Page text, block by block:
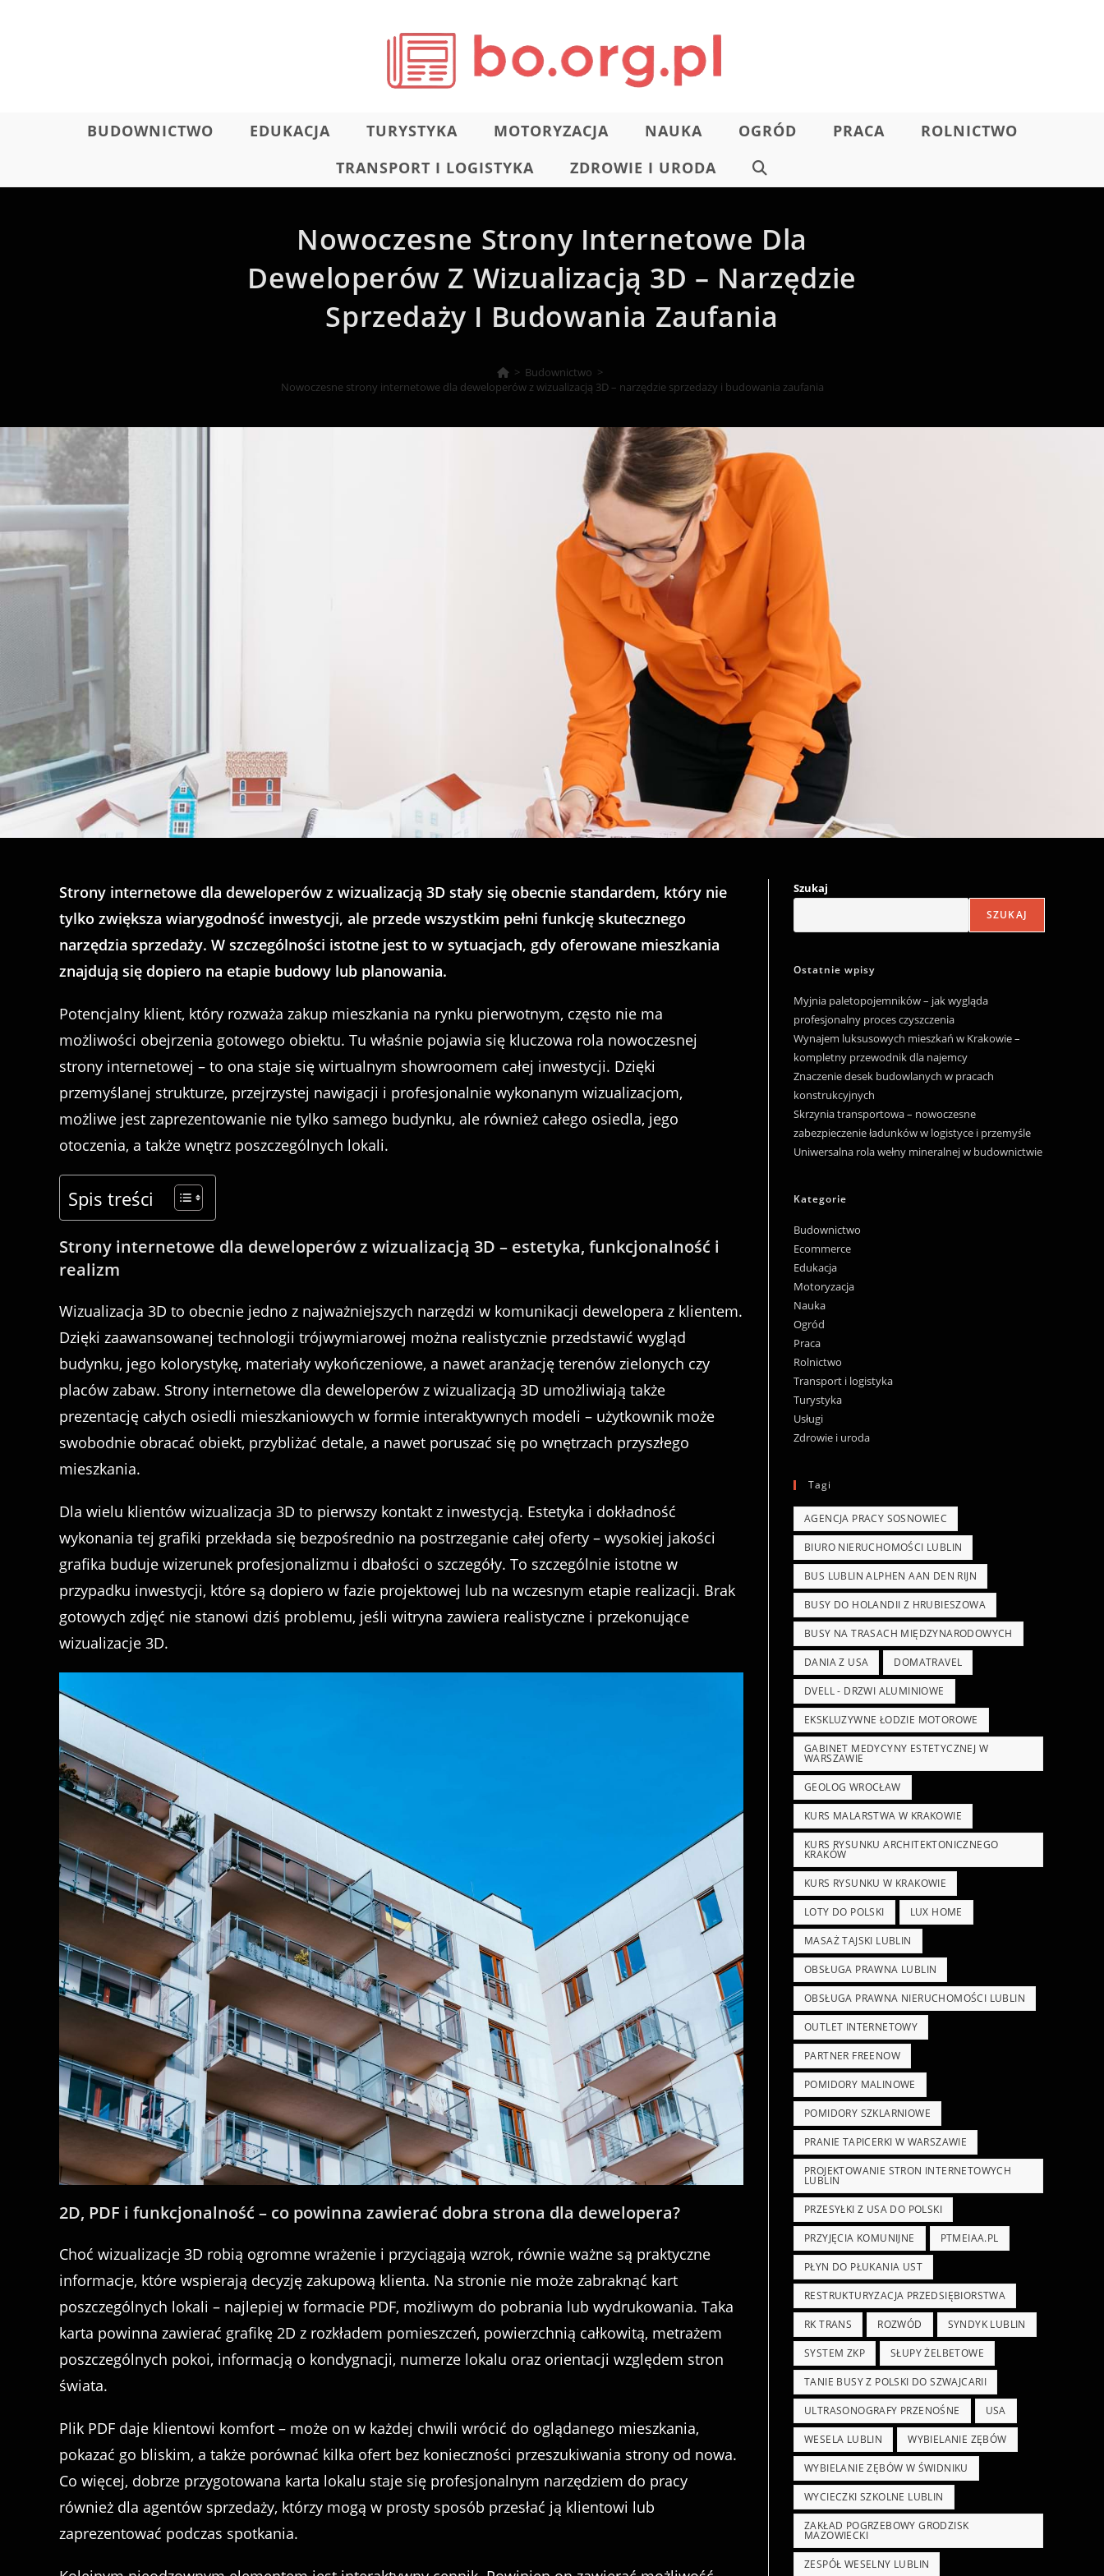
BUDOWNICTWO EDUKACJA TURYSTYKA MOTORYZACJA NAUKA OGRÓD PRACA
ROLNICTWO
TRANSPORT I LOGISTYKA
ZDROWIE I URODA TOGGLE
SEARCH
Nowoczesne Strony Internetowe Dla
Deweloperów Z Wizualizacją 3D – Narzędzie
Sprzedaży I Budowania Zaufania
> Budownictwo >
Nowoczesne strony internetowe dla deweloperów z wizualizacją 3D – narzędzie sprzedaży i budowania zaufania
Strony internetowe dla deweloperów z wizualizacją 3D stały się obecnie standardem, który nie
tylko zwiększa wiarygodność inwestycji, ale przede wszystkim pełni funkcję skutecznego
narzędzia sprzedaży. W szczególności istotne jest to w sytuacjach, gdy oferowane mieszkania
znajdują się dopiero na etapie budowy lub planowania.
Potencjalny klient, który rozważa zakup mieszkania na rynku pierwotnym, często nie ma
możliwości obejrzenia gotowego obiektu. Tu właśnie pojawia się kluczowa rola nowoczesnej
strony internetowej – to ona staje się wirtualnym showroomem całej inwestycji. Dzięki
przemyślanej strukturze, przejrzystej nawigacji i profesjonalnie wykonanym wizualizacjom,
możliwe jest zaprezentowanie nie tylko samego budynku, ale również całego osiedla, jego
otoczenia, a także wnętrz poszczególnych lokali.
Spis treści
Strony internetowe dla deweloperów z wizualizacją 3D – estetyka, funkcjonalność i
realizm
Wizualizacja 3D to obecnie jedno z najważniejszych narzędzi w komunikacji dewelopera z klientem.
Dzięki zaawansowanej technologii trójwymiarowej można realistycznie przedstawić wygląd
budynku, jego kolorystykę, materiały wykończeniowe, a nawet aranżację terenów zielonych czy
placów zabaw. Strony internetowe dla deweloperów z wizualizacją 3D umożliwiają także
prezentację całych osiedli mieszkaniowych w formie interaktywnych modeli – użytkownik może
swobodnie obracać obiekt, przybliżać detale, a nawet poruszać się po wnętrzach przyszłego
mieszkania.
Dla wielu klientów wizualizacja 3D to pierwszy kontakt z inwestycją. Estetyka i dokładność
wykonania tej grafiki przekłada się bezpośrednio na postrzeganie całej oferty – wysokiej jakości
grafika buduje wizerunek profesjonalizmu i dbałości o szczegóły. To szczególnie istotne w
przypadku inwestycji, które są dopiero w fazie projektowej lub na wczesnym etapie realizacji. Brak
gotowych zdjęć nie stanowi dziś problemu, jeśli witryna zawiera realistyczne i przekonujące
wizualizacje 3D.
2D, PDF i funkcjonalność – co powinna zawierać dobra strona dla dewelopera?
Choć wizualizacje 3D robią ogromne wrażenie i przyciągają wzrok, równie ważne są praktyczne
informacje, które wspierają decyzję zakupową klienta. Na stronie nie może zabraknąć kart
poszczególnych lokali – najlepiej w formacie PDF, możliwym do pobrania lub wydrukowania. Taka
karta powinna zawierać grafikę 2D z rozkładem pomieszczeń, powierzchnią całkowitą, metrażem
poszczególnych pokoi, informacją o kondygnacji, numerze lokalu oraz orientacji względem stron
świata.
Plik PDF daje klientowi komfort – może on w każdej chwili wrócić do oglądanego mieszkania,
pokazać go bliskim, a także porównać kilka ofert bez konieczności przeszukiwania strony od nowa.
Co więcej, dobrze przygotowana karta lokalu staje się profesjonalnym narzędziem do pracy
również dla agentów sprzedaży, którzy mogą w prosty sposób przesłać ją klientowi lub
zaprezentować podczas spotkania.
Szukaj
SZUKAJ
Ostatnie wpisy
Myjnia paletopojemników – jak wygląda
profesjonalny proces czyszczenia
Wynajem luksusowych mieszkań w Krakowie –
kompletny przewodnik dla najemcy
Znaczenie desek budowlanych w pracach
konstrukcyjnych
Skrzynia transportowa – nowoczesne
zabezpieczenie ładunków w logistyce i przemyśle
Uniwersalna rola wełny mineralnej w budownictwie
Kategorie
Budownictwo
Ecommerce
Edukacja
Motoryzacja
Nauka
Ogród
Praca
Rolnictwo
Transport i logistyka
Turystyka
Usługi
Zdrowie i uroda
Tagi
AGENCJA PRACY SOSNOWIEC
BIURO NIERUCHOMOŚCI LUBLIN
BUS LUBLIN ALPHEN AAN DEN RIJN
BUSY DO HOLANDII Z HRUBIESZOWA
BUSY NA TRASACH MIĘDZYNARODOWYCH
DANIA Z USA DOMATRAVEL
DVELL - DRZWI ALUMINIOWE
EKSKLUZYWNE ŁODZIE MOTOROWE
GABINET MEDYCYNY ESTETYCZNEJ W
WARSZAWIE
GEOLOG WROCŁAW
KURS MALARSTWA W KRAKOWIE
KURS RYSUNKU ARCHITEKTONICZNEGO
KRAKÓW
KURS RYSUNKU W KRAKOWIE
LOTY DO POLSKI LUX HOME
MASAŻ TAJSKI LUBLIN
OBSŁUGA PRAWNA LUBLIN
OBSŁUGA PRAWNA NIERUCHOMOŚCI LUBLIN
OUTLET INTERNETOWY
PARTNER FREENOW
POMIDORY MALINOWE
POMIDORY SZKLARNIOWE
PRANIE TAPICERKI W WARSZAWIE
PROJEKTOWANIE STRON INTERNETOWYCH
LUBLIN
PRZESYŁKI Z USA DO POLSKI
PRZYJĘCIA KOMUNIJNE PTMEIAA.PL
PŁYN DO PŁUKANIA UST
RESTRUKTURYZACJA PRZEDSIĘBIORSTWA
RK TRANS ROZWÓD SYNDYK LUBLIN
SYSTEM ZKP SŁUPY ŻELBETOWE
TANIE BUSY Z POLSKI DO SZWAJCARII
ULTRASONOGRAFY PRZENOŚNE USA
WESELA LUBLIN WYBIELANIE ZĘBÓW
WYBIELANIE ZĘBÓW W ŚWIDNIKU
WYCIECZKI SZKOLNE LUBLIN
ZAKŁAD POGRZEBOWY GRODZISK
MAZOWIECKI
ZESPÓŁ WESELNY LUBLIN